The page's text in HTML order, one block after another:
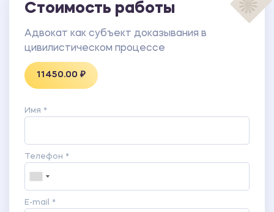
Стоимость работы
Адвокат как субъект доказывания в
цивилистическом процессе
11450.00 ₽
Имя *
Телефон *
E-mail *